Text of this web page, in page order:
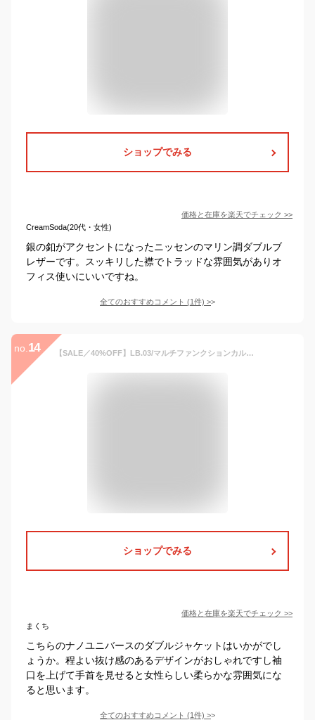
ショップでみる
価格と在庫を楽天でチェック >>
CreamSoda(20代・女性)
銀の釦がアクセントになったニッセンのマリン調ダブルブ
レザーです。スッキリした襟でトラッドな雰囲気がありオ
フィス使いにいいですね。
全てのおすすめコメント (1件) >
no. 14 【SALE／40%OFF】LB.03/マルチファンクションカルゼダブルジャケット(セットアップ可) LB.03 Section ナノユニバース ジャケット・アウター テーラードジャケット・ブレザー ネイビー ベージュ グリーン【RBA_E】【送料無料】[Rakuten Fashion]
ショップでみる
価格と在庫を楽天でチェック >>
まくち
こちらのナノユニバースのダブルジャケットはいかがでし
ょうか。程よい抜け感のあるデザインがおしゃれですし袖
口を上げて手首を見せると女性らしい柔らかな雰囲気にな
ると思います。
全てのおすすめコメント (1件) >